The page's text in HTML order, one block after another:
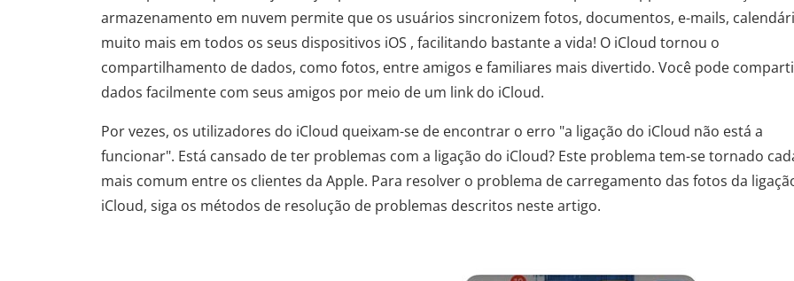
armazenamento em nuvem permite que os usuários sincronizem fotos, documentos, e-mails,
muito mais em todos os seus dispositivos iOS , facilitando bastante a vida! O iCloud tornou o
compartilhamento de dados, como fotos, entre amigos e familiares mais divertido. Você pode
dados facilmente com seus amigos por meio de um link do iCloud.
Por vezes, os utilizadores do iCloud queixam-se de encontrar o erro "a ligação do iCloud não está a
funcionar". Está cansado de ter problemas com a ligação do iCloud? Este problema tem-se tornado
mais comum entre os clientes da Apple. Para resolver o problema de carregamento das fotos da
iCloud, siga os métodos de resolução de problemas descritos neste artigo.